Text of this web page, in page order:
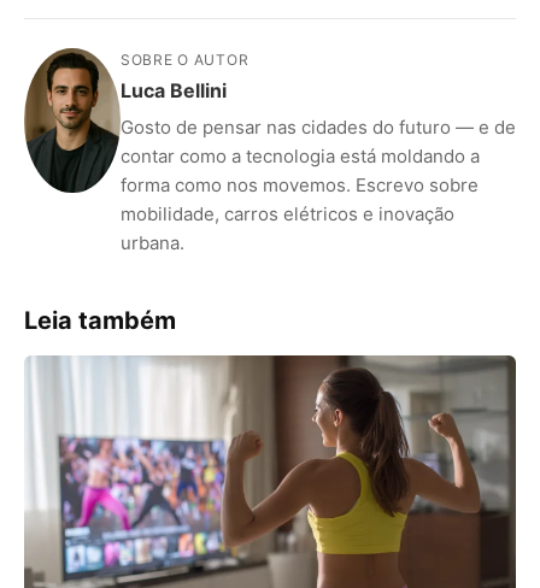
SOBRE O AUTOR
Luca Bellini
Gosto de pensar nas cidades do futuro — e de
contar como a tecnologia está moldando a
forma como nos movemos. Escrevo sobre
mobilidade, carros elétricos e inovação
urbana.
Leia também